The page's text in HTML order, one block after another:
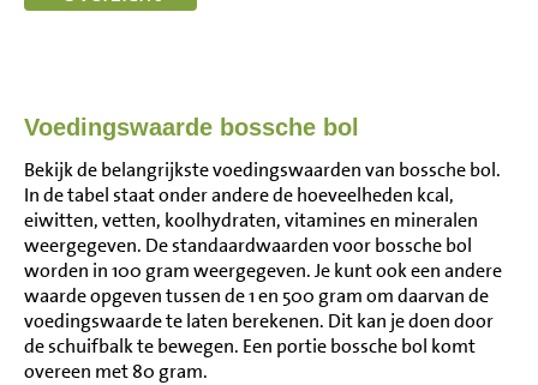
Voedingswaarde bossche bol
Bekijk de belangrijkste voedingswaarden van bossche bol.
In de tabel staat onder andere de hoeveelheden kcal,
eiwitten, vetten, koolhydraten, vitamines en mineralen
weergegeven. De standaardwaarden voor bossche bol
worden in 100 gram weergegeven. Je kunt ook een andere
waarde opgeven tussen de 1 en 500 gram om daarvan de
voedingswaarde te laten berekenen. Dit kan je doen door
de schuifbalk te bewegen. Een portie bossche bol komt
overeen met 80 gram.